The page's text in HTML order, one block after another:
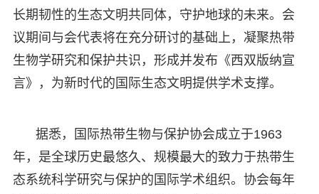
长期韧性的生态文明共同体，守护地球的未来。会
议期间与会代表将在充分研讨的基础上，凝聚热带
生物学研究和保护共识，形成并发布《西双版纳宣
言》，为新时代的国际生态文明提供学术支撑。
据悉，国际热带生物与保护协会成立于1963
年，是全球历史最悠久、规模最大的致力于热带生
态系统科学研究与保护的国际学术组织。协会每年